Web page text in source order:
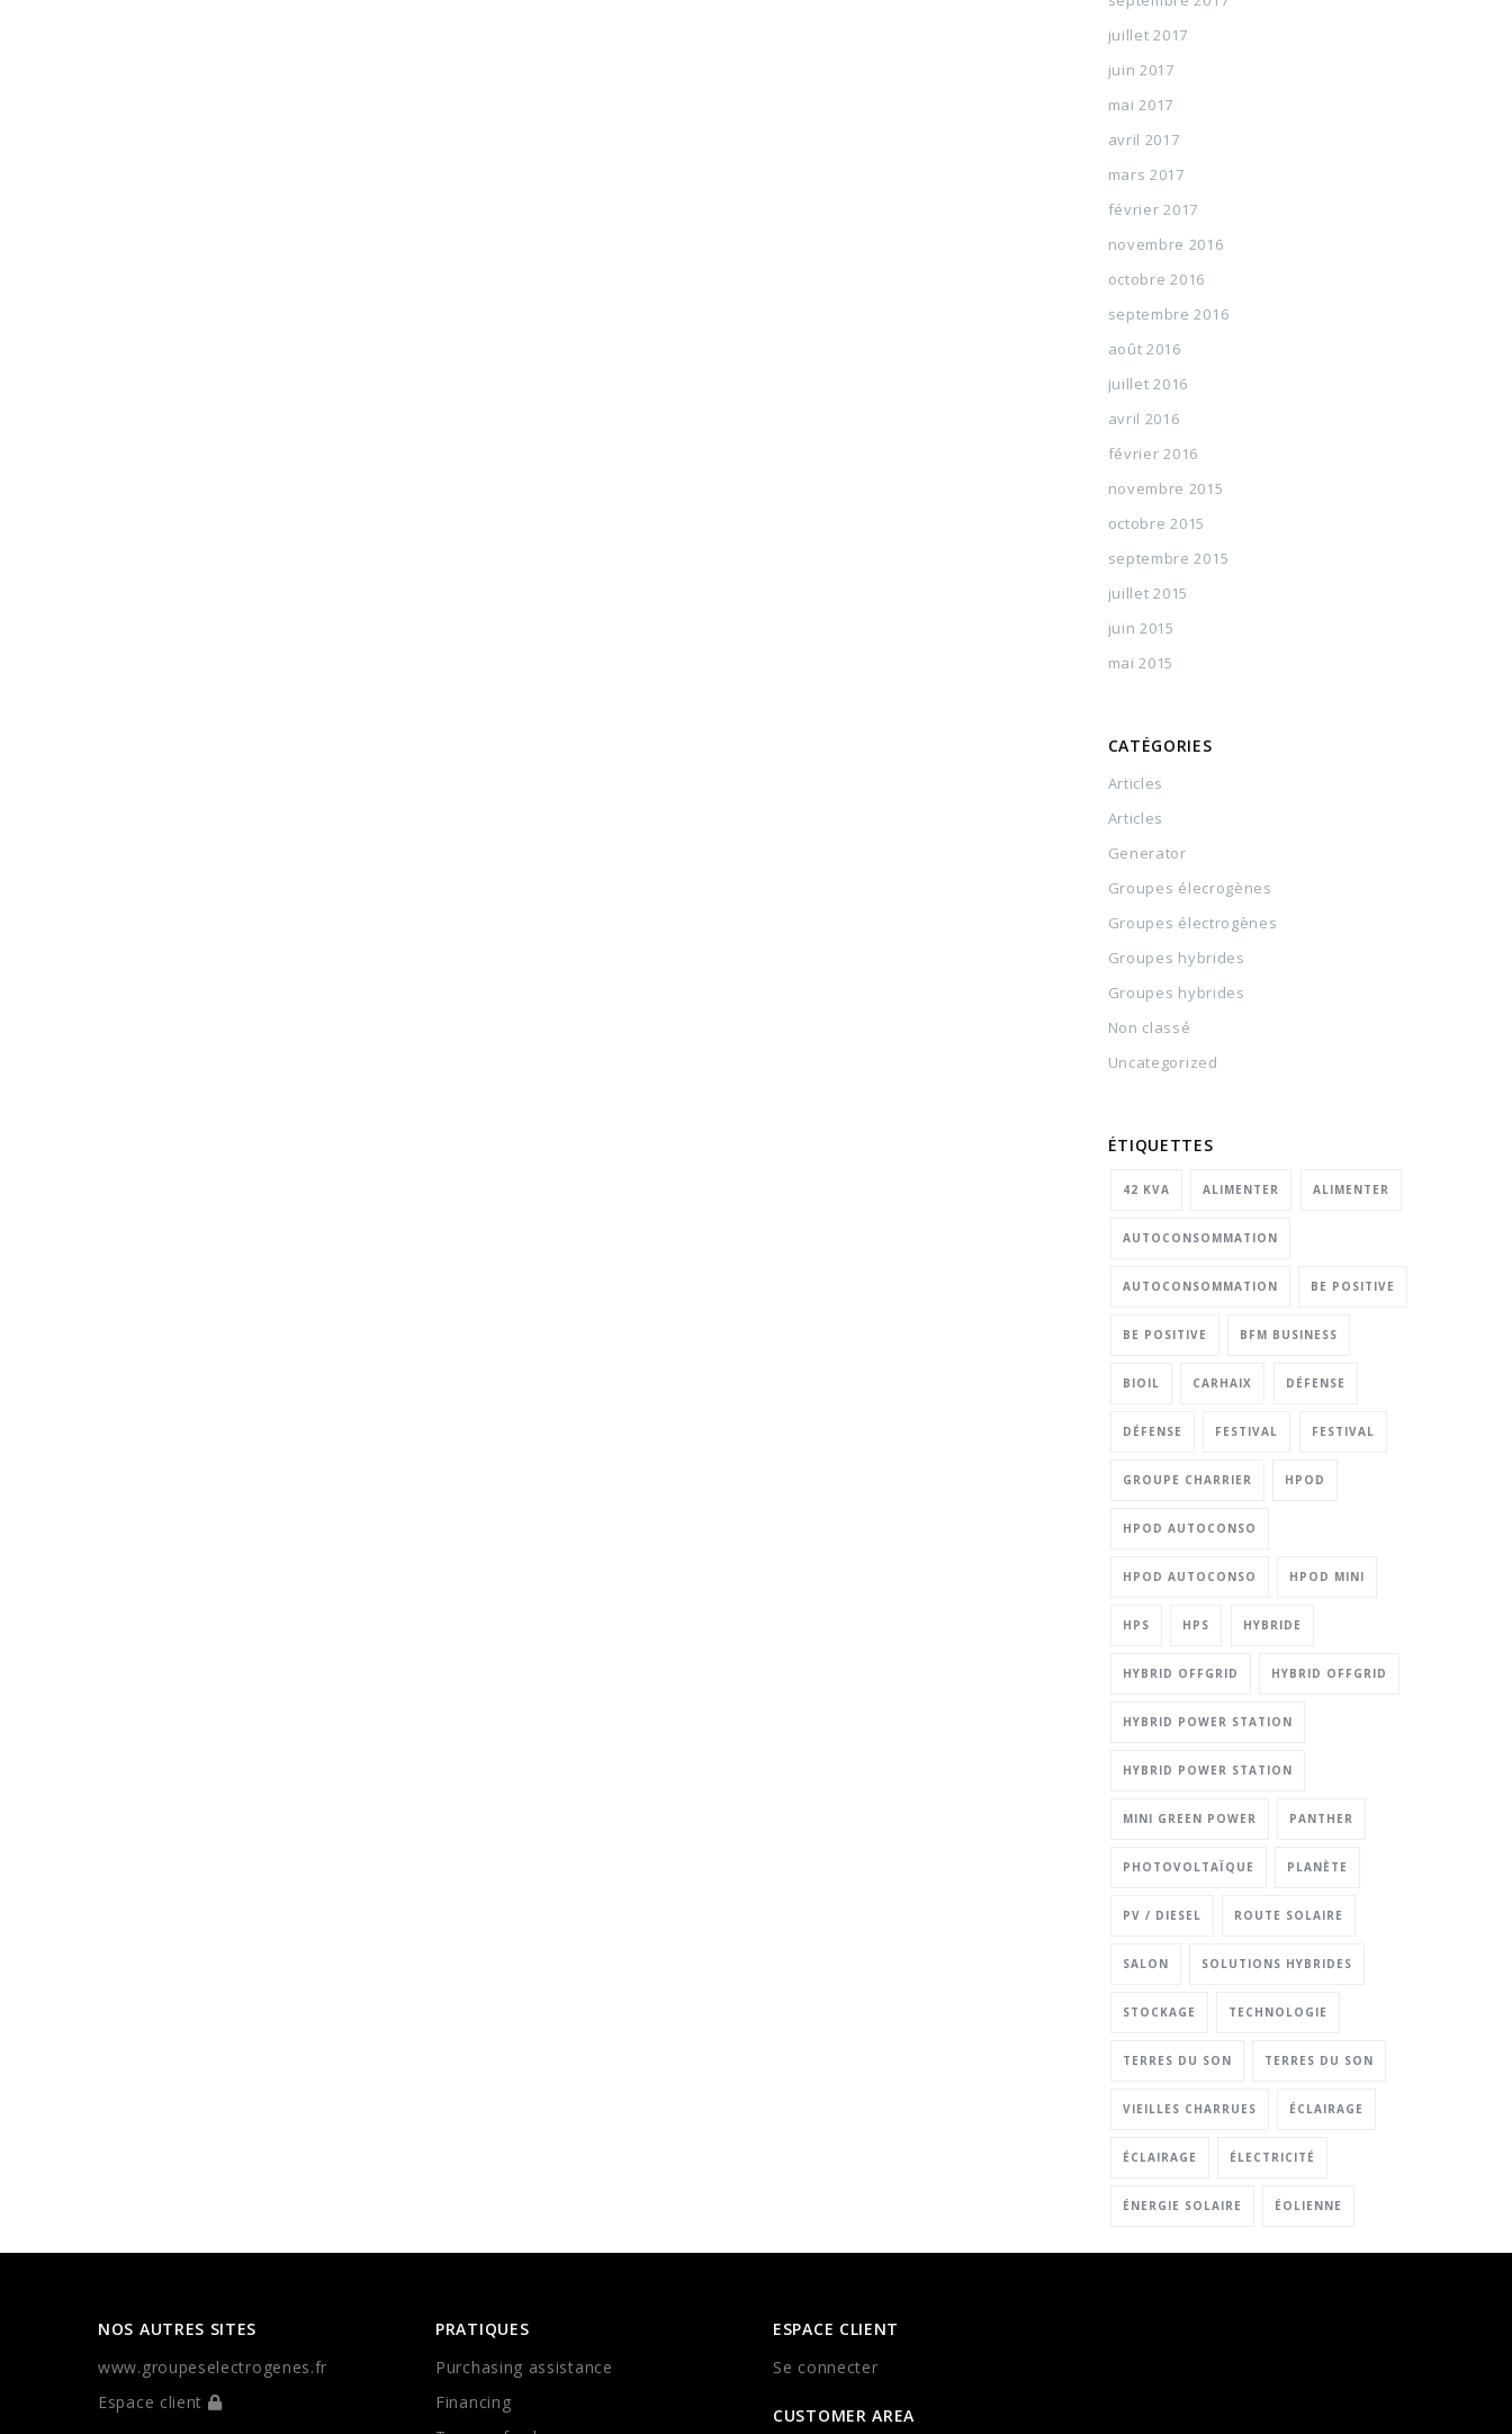
juillet 2017
juin 2017
mai 2017
avril 2017
mars 2017
février 2017
novembre 2016
octobre 2016
septembre 2016
août 2016
juillet 2016
avril 2016
février 2016
novembre 2015
octobre 2015
septembre 2015
juillet 2015
juin 2015
mai 2015
CATÉGORIES
Articles
Articles
Generator
Groupes élecrogènes
Groupes électrogènes
Groupes hybrides
Groupes hybrides
Non classé
Uncategorized
ÉTIQUETTES
42 KVA ALIMENTER ALIMENTER
AUTOCONSOMMATION
AUTOCONSOMMATION BE POSITIVE
BE POSITIVE BFM BUSINESS
BIOIL CARHAIX DÉFENSE
DÉFENSE FESTIVAL FESTIVAL
GROUPE CHARRIER HPOD
HPOD AUTOCONSO
HPOD AUTOCONSO HPOD MINI
HPS HPS HYBRIDE
HYBRID OFFGRID HYBRID OFFGRID
HYBRID POWER STATION
HYBRID POWER STATION
MINI GREEN POWER PANTHER
PHOTOVOLTAÏQUE PLANÈTE
PV / DIESEL ROUTE SOLAIRE
SALON SOLUTIONS HYBRIDES
STOCKAGE TECHNOLOGIE
TERRES DU SON TERRES DU SON
VIEILLES CHARRUES ÉCLAIRAGE
ÉCLAIRAGE ÉLECTRICITÉ
ÉNERGIE SOLAIRE ÉOLIENNE
NOS AUTRES SITES
www.groupeselectrogenes.fr
Espace client
PRATIQUES
Purchasing assistance
Financing
ESPACE CLIENT
Se connecter
CUSTOMER AREA